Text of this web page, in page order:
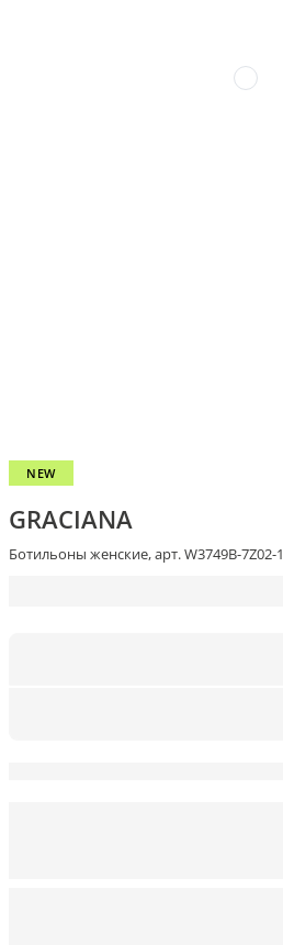
NEW
GRACIANA
Ботильоны женские, арт. W3749B-7Z02-1